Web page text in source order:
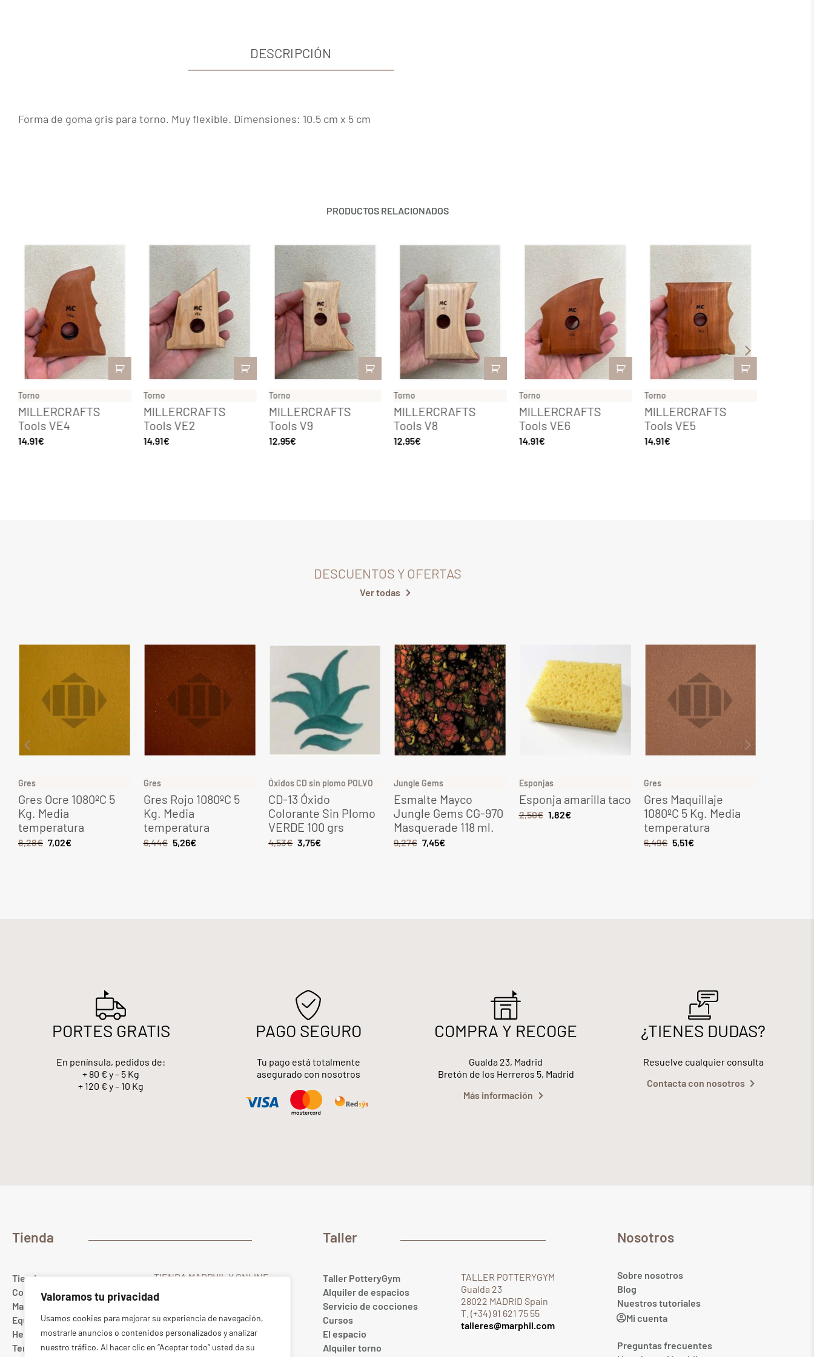
Valoramos tu privacidad
Usamos cookies para mejorar su experiencia de navegación,
mostrarle anuncios o contenidos personalizados y analizar
nuestro tráfico. Al hacer clic en “Aceptar todo” usted da su
DESCRIPCIÓN
Forma de goma gris para torno. Muy flexible. Dimensiones: 10.5 cm x 5 cm
PRODUCTOS RELACIONADOS
Torno
MILLERCRAFTS
Tools VE4
14,91€
Torno
MILLERCRAFTS
Tools VE2
14,91€
Torno
MILLERCRAFTS
Tools V9
12,95€
Torno
MILLERCRAFTS
Tools V8
12,95€
Torno
MILLERCRAFTS
Tools VE6
14,91€
Torno
MILLERCRAFTS
Tools VE5
14,91€
DESCUENTOS Y OFERTAS
Ver todas
Gres
Gres Ocre 1080ºC 5
Kg. Media
temperatura
8,28€ 7,02€
Gres
Gres Rojo 1080ºC 5
Kg. Media
temperatura
6,44€ 5,26€
Óxidos CD sin plomo POLVO
CD-13 Óxido
Colorante Sin Plomo
VERDE 100 grs
4,53€ 3,75€
Jungle Gems
Esmalte Mayco
Jungle Gems CG-970
Masquerade 118 ml.
9,27€ 7,45€
Esponjas
Esponja amarilla taco
2,50€ 1,82€
Gres
Gres Maquillaje
1080ºC 5 Kg. Media
temperatura
6,49€ 5,51€
PORTES GRATIS
En península, pedidos de:
+ 80 € y – 5 Kg
+ 120 € y – 10 Kg
PAGO SEGURO
Tu pago está totalmente
asegurado con nosotros
COMPRA Y RECOGE
Gualda 23, Madrid
Bretón de los Herreros 5, Madrid
Más información
¿TIENES DUDAS?
Resuelve cualquier consulta
Contacta con nosotros
Tienda
Tienda
Colores
Materias primas
Equipamiento cerámico
Herramientas
Tercer fuego
TIENDA MARPHIL Y ONLINE
28022 MADRID Spain
T. (+34) 91 367 67 40
Whatsapp689 10 20 88
ONLINE:pedidos@marphil.com
TIENDA:tienda@marphil.com
Taller
Taller PotteryGym
Alquiler de espacios
Servicio de cocciones
Cursos
El espacio
Alquiler torno
TALLER POTTERYGYM
Gualda 23
28022 MADRID Spain
T. (+34) 91 621 75 55
talleres@marphil.com
Nosotros
Sobre nosotros
Blog
Nuestros tutoriales
Mi cuenta
Preguntas frecuentes